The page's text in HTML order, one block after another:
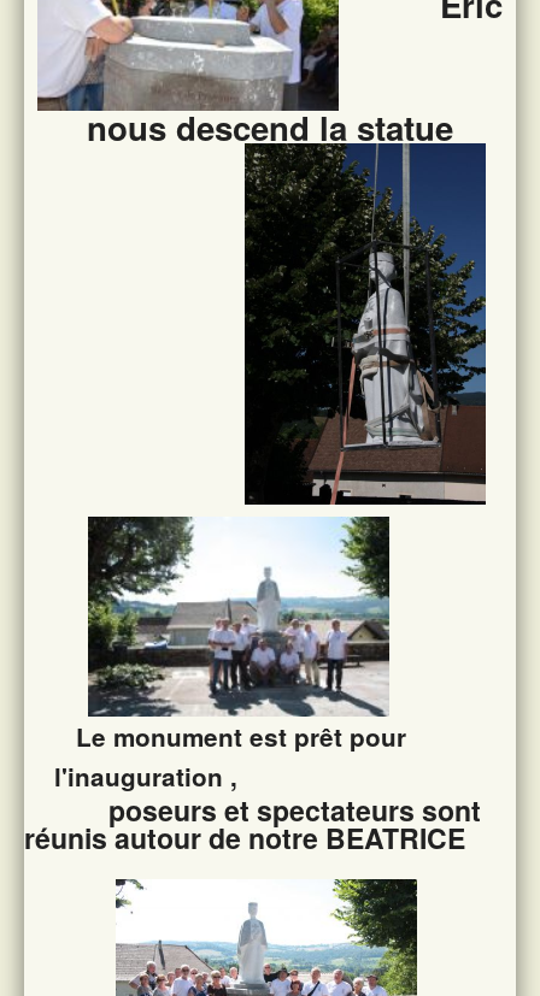
nous descend la statue
Le monument est prêt pour
l'inauguration ,
poseurs et spectateurs sont
réunis autour de notre BEATRICE